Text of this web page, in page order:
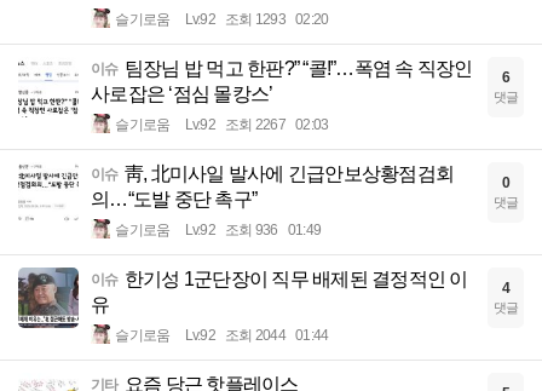
슬기로움 Lv.92 조회 1293 02:20
이슈 팀장님 밥 먹고 한판?” “콜!”…폭염 속 직장인
사로잡은 ‘점심 몰캉스’
슬기로움 Lv.92 조회 2267 02:03
6
댓글
이슈 靑, 北미사일 발사에 긴급안보상황점검회
의…“도발 중단 촉구”
슬기로움 Lv.92 조회 936 01:49
0
댓글
이슈 한기성 1군단장이 직무 배제된 결정적인 이
유
슬기로움 Lv.92 조회 2044 01:44
4
댓글
기타 요즘 당근 핫플레이스